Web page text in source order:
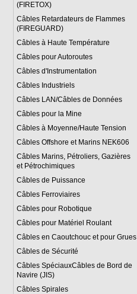
(FIRETOX)
Câbles Retardateurs de Flammes
(FIREGUARD)
Câbles à Haute Température
Câbles pour Autoroutes
Câbles d'Instrumentation
Câbles Industriels
Câbles LAN/Câbles de Données
Câbles pour la Mine
Câbles à Moyenne/Haute Tension
Câbles Offshore et Marins NEK606
Câbles Marins, Pétroliers, Gazières
et Pétrochimiques
Câbles de Puissance
Câbles Ferroviaires
Câbles pour Robotique
Câbles pour Matériel Roulant
Câbles en Caoutchouc et pour Grues
Câbles de Sécurité
Câbles SpéciauxCâbles de Bord de
Navire (JIS)
Câbles Spirales